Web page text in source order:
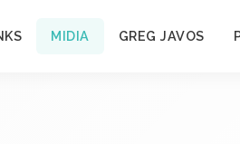
MIDIA GREG JAVOS